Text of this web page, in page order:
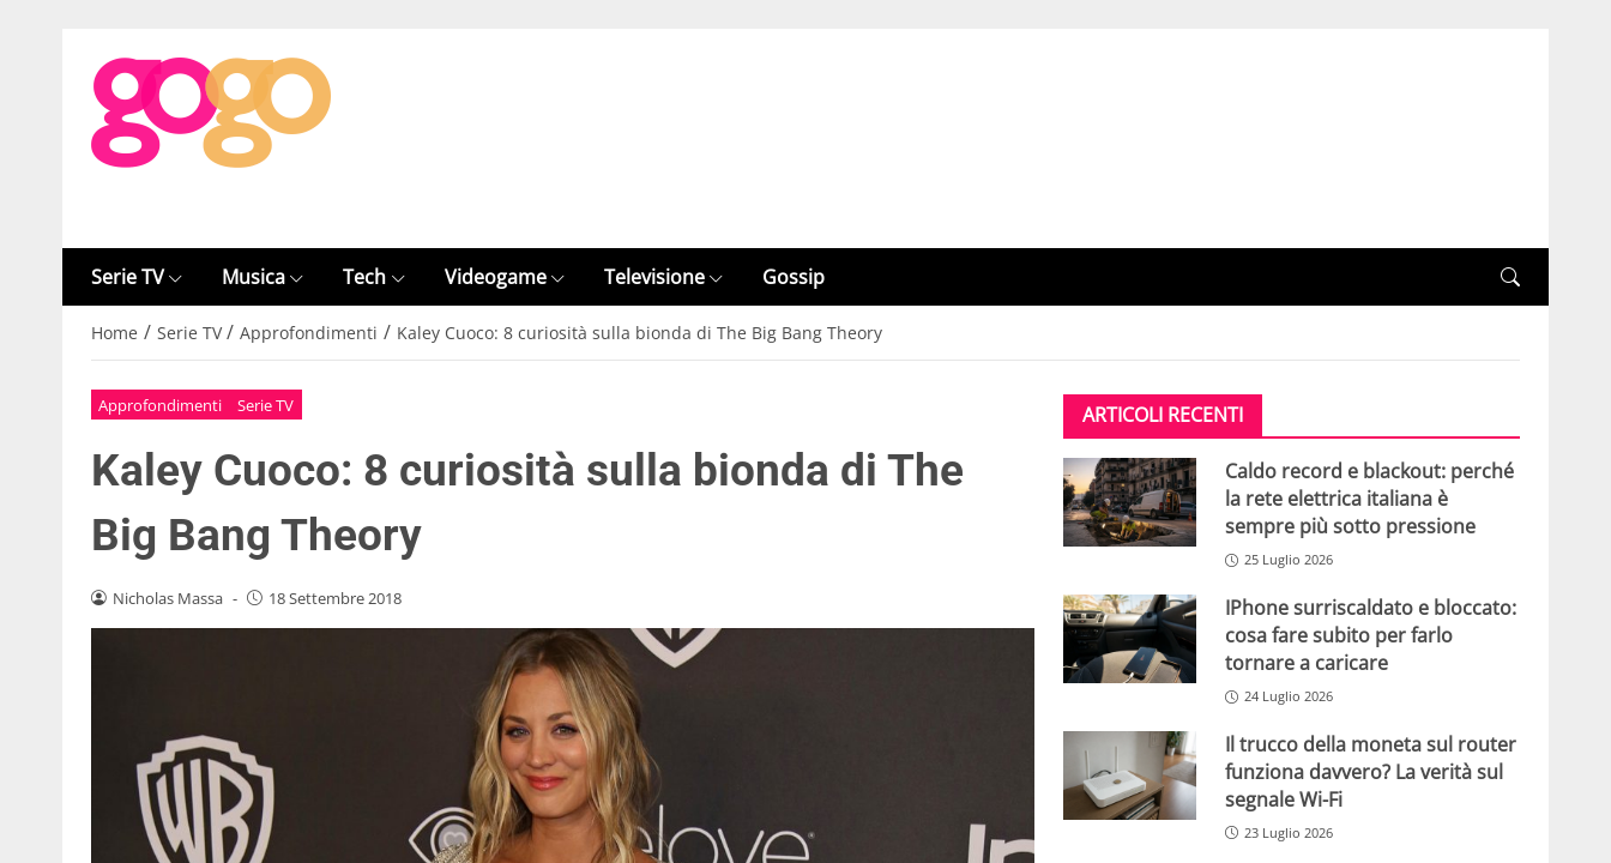
Serie TV Musica Tech Videogame Televisione Gossip
Home / Serie TV / Approfondimenti / Kaley Cuoco: 8 curiosità sulla bionda di The Big Bang Theory
Approfondimenti Serie TV
Kaley Cuoco: 8 curiosità sulla bionda di The
Big Bang Theory
Nicholas Massa - 18 Settembre 2018
ARTICOLI RECENTI
Caldo record e blackout: perché
la rete elettrica italiana è
sempre più sotto pressione
25 Luglio 2026
IPhone surriscaldato e bloccato:
cosa fare subito per farlo
tornare a caricare
24 Luglio 2026
Il trucco della moneta sul router
funziona davvero? La verità sul
segnale Wi-Fi
23 Luglio 2026